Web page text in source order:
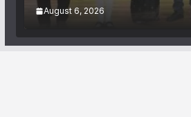
August 6, 2026